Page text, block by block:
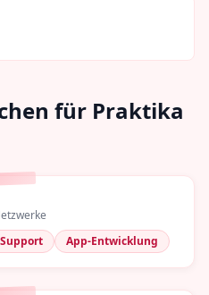
für Praktika
App-Entwicklung